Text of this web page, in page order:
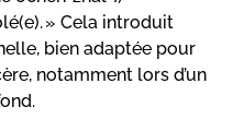
» Cela introduit
bien adaptée pour
notamment lors d’un